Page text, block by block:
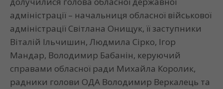
адміністрації – начальниця обласної військової
адміністрації Світлана Онищук, її заступники
Віталій Ільчишин, Людмила Сірко, Ігор
Мандар, Володимир Бабанін, керуючий
справами обласної ради Михайла Королик,
радники голови ОДА Володимир Веркалець та